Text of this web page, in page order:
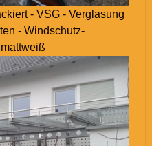
- VSG - Verglasung
- Windschutz-